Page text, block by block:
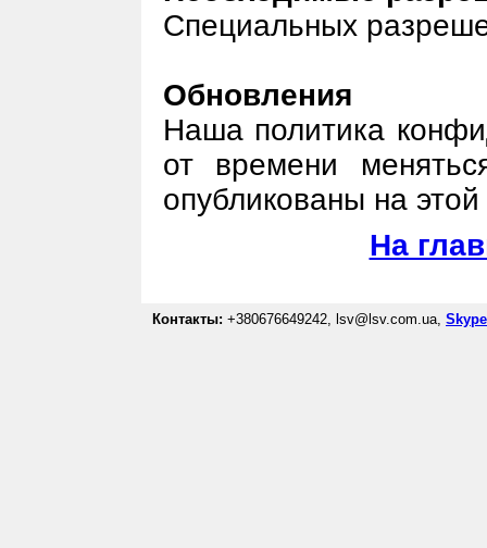
Специальных
Обновления
Наша политика
от времени
опубликованы на
На
Контакты: +380676649242, lsv@lsv.com.ua, Skype